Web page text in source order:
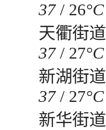
37 /26°C
天衢街道
37 /27°C
新湖街道
37 /27°C
新华街道